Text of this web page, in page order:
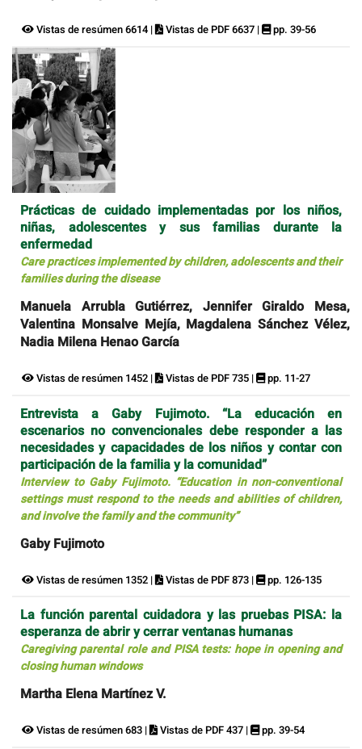
Vistas de resúmen 6614 | Vistas de PDF 6637 | pp. 39-56
Prácticas de cuidado implementadas por los niños,
niñas, adolescentes y sus familias durante la
enfermedad
Care practices implemented by children, adolescents and their
families during the disease
Manuela Arrubla Gutiérrez, Jennifer Giraldo Mesa,
Valentina Monsalve Mejía, Magdalena Sánchez Vélez,
Nadia Milena Henao García
Vistas de resúmen 1452 | Vistas de PDF 735 | pp. 11-27
Entrevista a Gaby Fujimoto. “La educación en
escenarios no convencionales debe responder a las
necesidades y capacidades de los niños y contar con
participación de la familia y la comunidad”
Interview to Gaby Fujimoto. “Education in non-conventional
settings must respond to the needs and abilities of children,
and involve the family and the community”
Gaby Fujimoto
Vistas de resúmen 1352 | Vistas de PDF 873 | pp. 126-135
La función parental cuidadora y las pruebas PISA: la
esperanza de abrir y cerrar ventanas humanas
Caregiving parental role and PISA tests: hope in opening and
closing human windows
Martha Elena Martínez V.
Vistas de resúmen 683 | Vistas de PDF 437 | pp. 39-54